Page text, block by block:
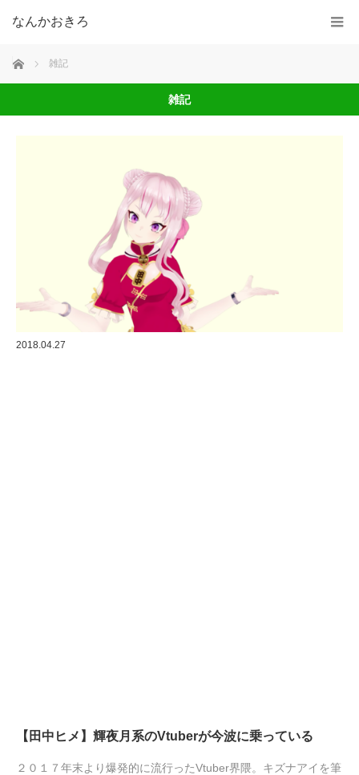
なんかおきろ
ホーム 雑記
雑記
2018.04.27
【田中ヒメ】輝夜月系のVtuberが今波に乗っている
２０１７年末より爆発的に流行ったVtuber界隈。キズナアイを筆